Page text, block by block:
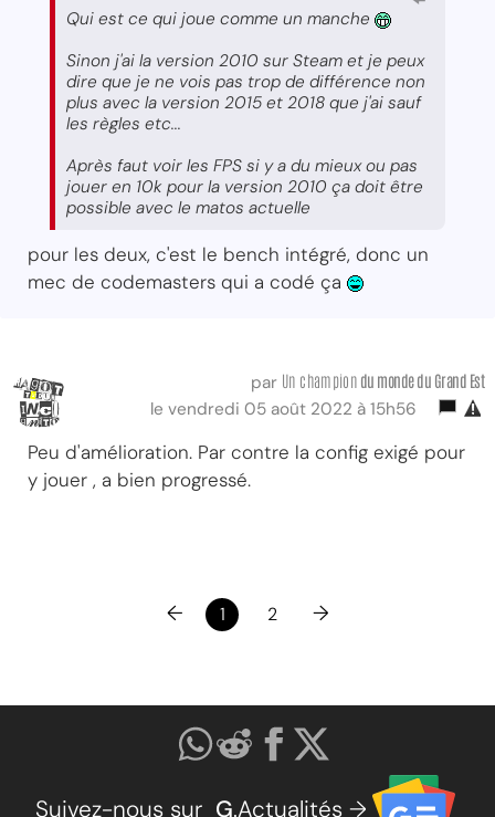
Qui est ce qui joue comme un manche
Sinon j'ai la version 2010 sur Steam et je peux
dire que je ne vois pas trop de différence non
plus avec la version 2015 et 2018 que j'ai sauf
les règles etc...
Après faut voir les FPS si y a du mieux ou pas
jouer en 10k pour la version 2010 ça doit être
possible avec le matos actuelle
pour les deux, c'est le bench intégré, donc un
mec de codemasters qui a codé ça
par Un champion du monde du Grand Est
le vendredi 05 août 2022 à 15h56
Peu d'amélioration. Par contre la config exigé pour
y jouer , a bien progressé.
← 1 2 →
Suivez-nous sur G.Actualités →